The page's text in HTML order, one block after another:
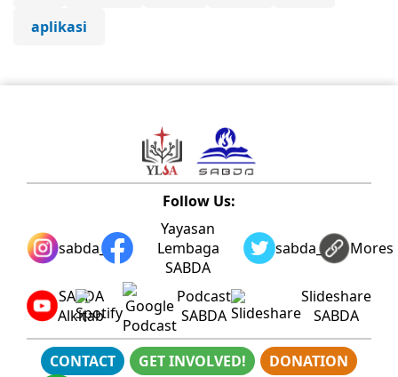
aplikasi
Follow Us:
sabda_ylsa
Yayasan
Lembaga
SABDA
sabda_ylsaMores
SABDA
Alkitab
Podcast
SABDA
Slideshare
SABDA
CONTACT GET INVOLVED! DONATION